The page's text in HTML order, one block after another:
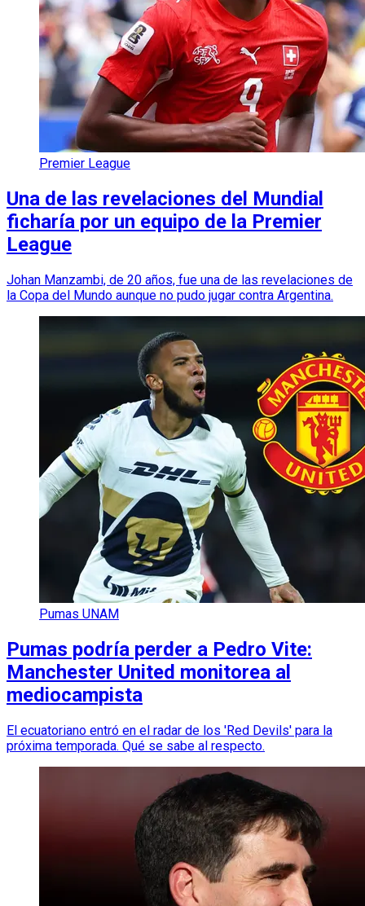
Premier League
Una de las revelaciones del Mundial
ficharía por un equipo de la Premier
League
Johan Manzambi, de 20 años, fue una de las revelaciones de
la Copa del Mundo aunque no pudo jugar contra Argentina.
Pumas UNAM
Pumas podría perder a Pedro Vite:
Manchester United monitorea al
mediocampista
El ecuatoriano entró en el radar de los 'Red Devils' para la
próxima temporada. Qué se sabe al respecto.